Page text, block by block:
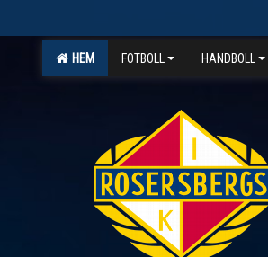
HEM FOTBOLL HANDBOLL